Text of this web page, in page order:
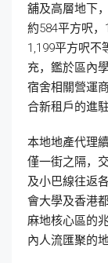
舖及高層地下
約584平方呎
1,199平方呎不
充，鑑於區內
宿舍相關營運
合新租戶的進
本地地產代理
僅一街之隔，
及小巴線往返
會大學及香港
麻地核心區的
內人流匯聚的地